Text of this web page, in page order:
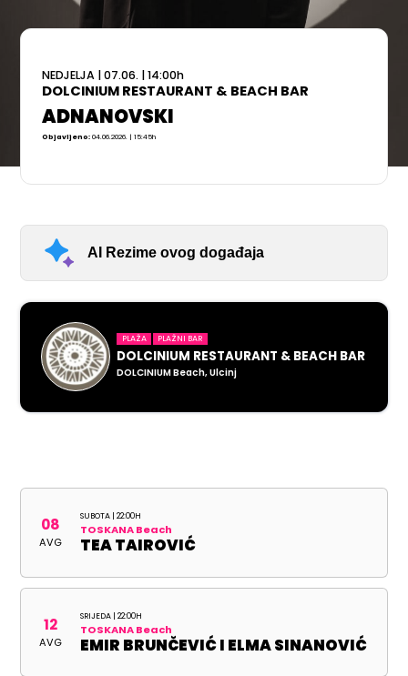
NEDJELJA|07.06. |14:00h
DOLCINIUM RESTAURANT & BEACH BAR
ADNANOVSKI
Objavljeno:04.06.2026. | 15:45h
AI Rezime ovog događaja
PLAŽA PLAŽNI BAR
DOLCINIUM RESTAURANT & BEACH BAR
DOLCINIUM Beach, Ulcinj
08
AVG
SUBOTA | 22:00H
TOSKANA Beach
TEA TAIROVIĆ
12
AVG
SRIJEDA | 22:00H
TOSKANA Beach
EMIR BRUNČEVIĆ I ELMA SINANOVIĆ